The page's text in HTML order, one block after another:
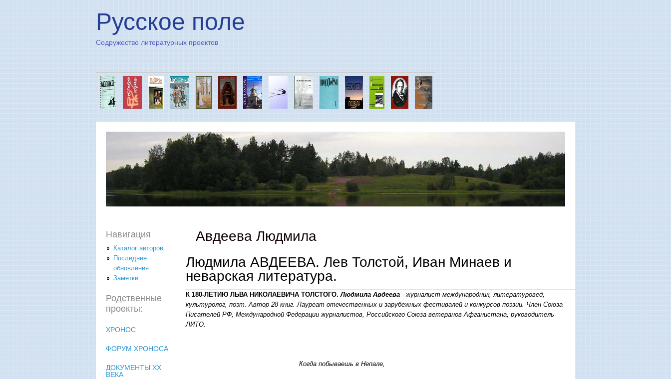
Русское поле
Содружество литературных проектов
Авдеева Людмила
Людмила АВДЕЕВА. Лев Толстой, Иван Минаев и
неварская литература.
К 180-ЛЕТИЮ ЛЬВА НИКОЛАЕВИЧА ТОЛСТОГО.Людмила Авдеева - журналист-международник, литературовед,
культуролог, поэт. Автор 28 книг. Лауреат отечественных и зарубежных фестивалей и конкурсов поэзии. Член Союза
Писателей РФ, Международной Федерации журналистов, Российского Союза ветеранов Афганистана, руководитель
ЛИТО.
Когда побываешь в Непале,
Навигация
Каталог авторов
Последние
обновления
Заметки
Родственные
проекты:
ХРОНОС
ФОРУМ ХРОНОСА
ДОКУМЕНТЫ XX
ВЕКА